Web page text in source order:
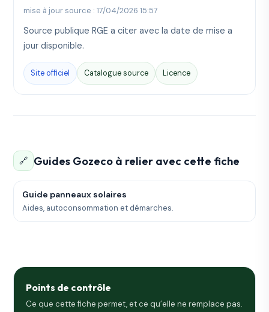
mise à jour source : 17/04/2026 15:57
Source publique RGE a citer avec la date de mise a
jour disponible.
Site officiel Catalogue source Licence
🔗 Guides Gozeco à relier avec cette fiche
Guide panneaux solaires
Aides, autoconsommation et démarches.
Points de contrôle
Ce que cette fiche permet, et ce qu’elle ne remplace pas.